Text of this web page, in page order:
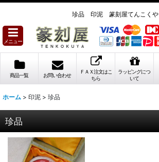
珍品 印泥 篆刻屋てんこくや
メニュー
商品一覧 お問い合わせ
ＦＡＸ注文はこ
ちら
ラッピングにつ
いて
ホーム > 印泥 > 珍品
珍品